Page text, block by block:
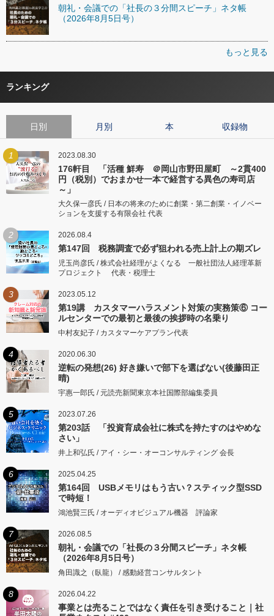
朝礼・会議での「社長の３分間スピーチ」ネタ帳
（2026年8月5日号）
もっと見る
ランキング
日別 月別 本 収録物
1 2023.08.30
176軒目 「活種 鮮寿 ＠岡山市野田屋町 ～2貫400
円（税別）でおまかせ一本で経営する異色の寿司店
～」
大久保一彦氏 / 日本の将来のために創業・第二創業・イノベー
ションを支援する有限会社 代表
2 2026.08.4
第147回 税務調査で必ず狙われる売上計上の期ズレ
児玉尚彦氏 / 株式会社経理がよくなる 一般社団法人経理革新
プロジェクト 代表・税理士
3 2023.05.12
第19講 カスタマーハラスメント対策の実務策⑥ コー
ルセンターでの最初と最後の挨拶時の名乗り
中村友妃子 / カスタマーケアプラン代表
4 2020.06.30
逆転の発想(26) 好き嫌いで部下を選ばない(後藤田正
晴)
宇惠一郎氏 / 元読売新聞東京本社国際部編集委員
5 2023.07.26
第203話 「投資育成会社に株式を持たすのはやめな
さい」
井上和弘氏 / アイ・シー・オーコンサルティング 会長
6 2025.04.25
第164回 USBメモリはもう古い？スティック型SSD
で時短！
鴻池賢三氏 / オーディオビジュアル機器 評論家
7 2026.08.5
朝礼・会議での「社長の３分間スピーチ」ネタ帳
（2026年8月5日号）
角田識之（臥龍） / 感動経営コンサルタント
8 2026.04.22
事業とは売ることではなく責任を引き受けること｜社